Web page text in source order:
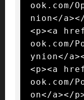
ook.com/
nion</
<p><a
ook.com/
ynion</
<p><a
ook.com/
on</a></